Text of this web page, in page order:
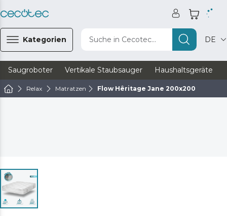
Kategorien Suche in Cecotec... DE
Saugroboter Vertikale Staubsauger Haushaltsgeräte
Relax Matratzen Flow Hêritage Jane 200x200